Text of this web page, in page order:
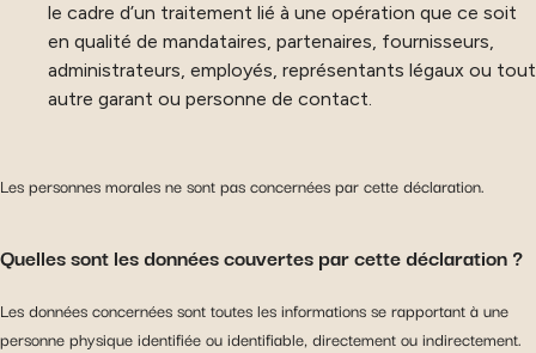
le cadre d’un traitement lié à une opération que ce soit
en qualité de mandataires, partenaires, fournisseurs,
administrateurs, employés, représentants légaux ou tout
autre garant ou personne de contact.
Les personnes morales ne sont pas concernées par cette déclaration.
Quelles sont les données couvertes par cette déclaration ?
Les données concernées sont toutes les informations se rapportant à une
personne physique identifiée ou identifiable, directement ou indirectement.